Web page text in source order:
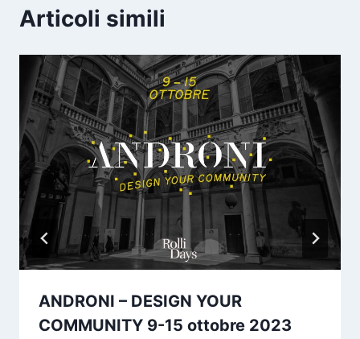
Articoli simili
ANDRONI – DESIGN YOUR
COMMUNITY 9-15 ottobre 2023